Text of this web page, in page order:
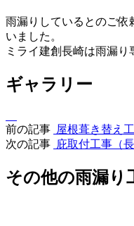
雨漏りしているとのご依
いました。
ミライ建創長崎は雨漏り
ギャラリー
前の記事 屋根葺き替え
次の記事 庇取付工事（
その他の雨漏り